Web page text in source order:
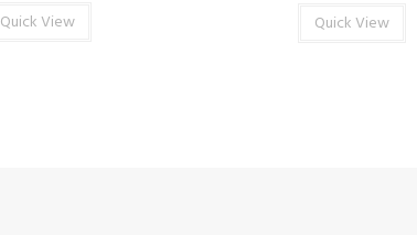
Quick View Quick View